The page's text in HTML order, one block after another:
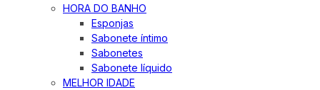
HORA DO BANHO
Esponjas
Sabonete íntimo
Sabonetes
Sabonete líquido
MELHOR IDADE